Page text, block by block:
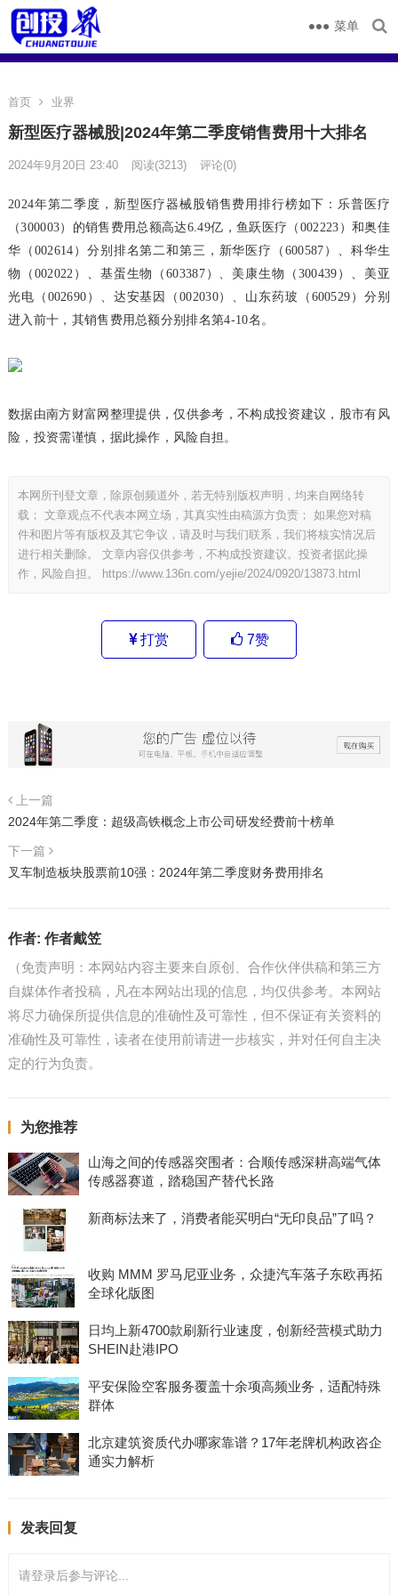
菜单
首页 业界
新型医疗器械股|2024年第二季度销售费用十大排名
2024年9月20日 23:40 阅读(3213) 评论(0)
2024年第二季度，新型医疗器械股销售费用排行榜如下：乐普医疗
（300003）的销售费用总额高达6.49亿，鱼跃医疗（002223）和奥佳
华（002614）分别排名第二和第三，新华医疗（600587）、科华生
物（002022）、基蛋生物（603387）、美康生物（300439）、美亚
光电（002690）、达安基因（002030）、山东药玻（600529）分别
进入前十，其销售费用总额分别排名第4-10名。
数据由南方财富网整理提供，仅供参考，不构成投资建议，股市有风
险，投资需谨慎，据此操作，风险自担。
本网所刊登文章，除原创频道外，若无特别版权声明，均来自网络转
载； 文章观点不代表本网立场，其真实性由稿源方负责； 如果您对稿
件和图片等有版权及其它争议，请及时与我们联系，我们将核实情况后
进行相关删除。 文章内容仅供参考，不构成投资建议。投资者据此操
作，风险自担。
https://www.136n.com/yejie/2024/0920/13873.html
打赏 7赞
上一篇
2024年第二季度：超级高铁概念上市公司研发经费前十榜单
下一篇
叉车制造板块股票前10强：2024年第二季度财务费用排名
作者: 作者戴笠
（免责声明：本网站内容主要来自原创、合作伙伴供稿和第三方
自媒体作者投稿，凡在本网站出现的信息，均仅供参考。本网站
将尽力确保所提供信息的准确性及可靠性，但不保证有关资料的
准确性及可靠性，读者在使用前请进一步核实，并对任何自主决
定的行为负责。
为您推荐
山海之间的传感器突围者：合顺传感深耕高端气体
传感器赛道，踏稳国产替代长路
新商标法来了，消费者能买明白“无印良品”了吗？
收购 MMM 罗马尼亚业务，众捷汽车落子东欧再拓
全球化版图
日均上新4700款刷新行业速度，创新经营模式助力
SHEIN赴港IPO
平安保险空客服务覆盖十余项高频业务，适配特殊
群体
北京建筑资质代办哪家靠谱？17年老牌机构政咨企
通实力解析
发表回复
请登录后参与评论...